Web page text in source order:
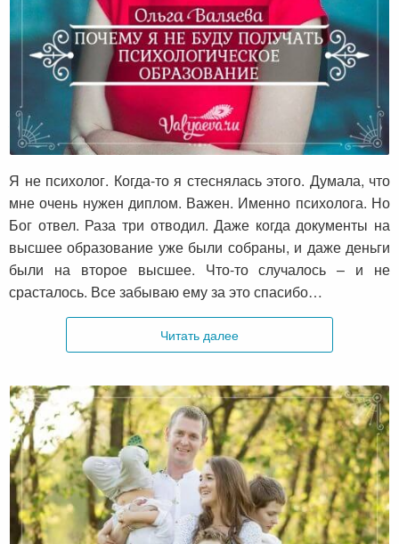
Почему я не буду получать психологическое
образование
Я не психолог. Когда-то я стеснялась этого. Думала, что
мне очень нужен диплом. Важен. Именно психолога. Но
Бог отвел. Раза три отводил. Даже когда документы на
высшее образование уже были собраны, и даже деньги
были на второе высшее. Что-то случалось – и не
срасталось. Все забываю ему за это спасибо…
Читать далее